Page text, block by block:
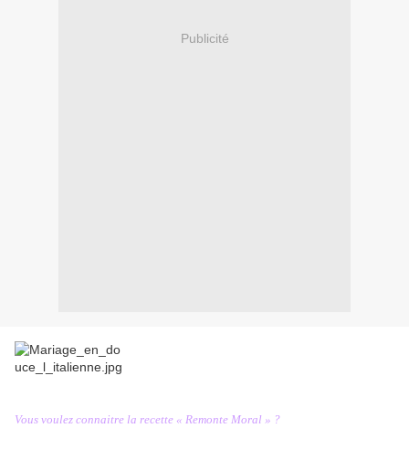
Publicité
Vous voulez connaitre la recette « Remonte Moral » ?